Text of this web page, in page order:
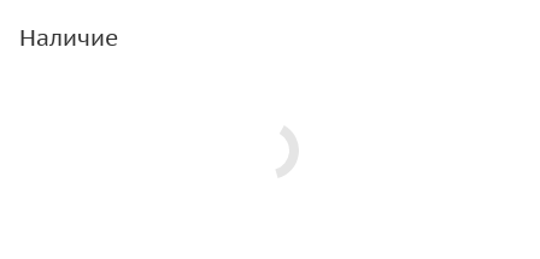
Наличие